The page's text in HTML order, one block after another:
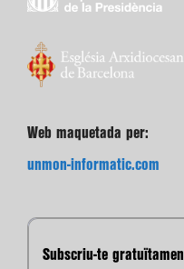
Web maquetada per:
unmon-informatic.com
Subscriu-te